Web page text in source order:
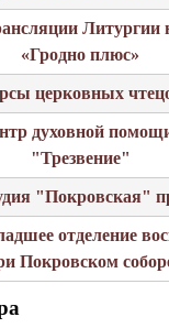
Литургии
«Гродно плюс»
церковных
духовной
"Трезвение"
"Покровская"
отделение
Покровском